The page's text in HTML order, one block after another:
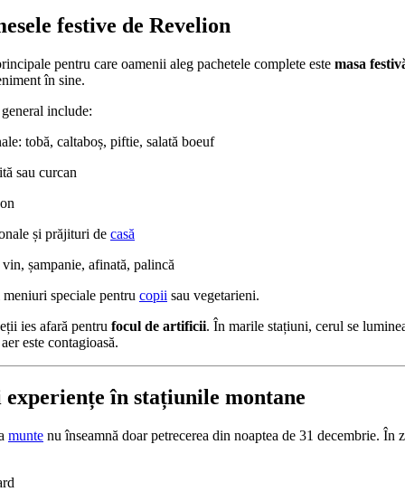
festive de Revelion
pentru care oamenii aleg pachetele complete este masa
în sine.
include:
tobă, caltaboș, piftie, salată boeuf
sau curcan
și prăjituri de casă
șampanie, afinată, palincă
speciale pentru copii sau vegetarieni.
ies afară pentru focul de artificii. În marile stațiuni, cerul se
este contagioasă.
în stațiunile montane
munte nu înseamnă doar petrecerea din noaptea de 31 decembrie. În